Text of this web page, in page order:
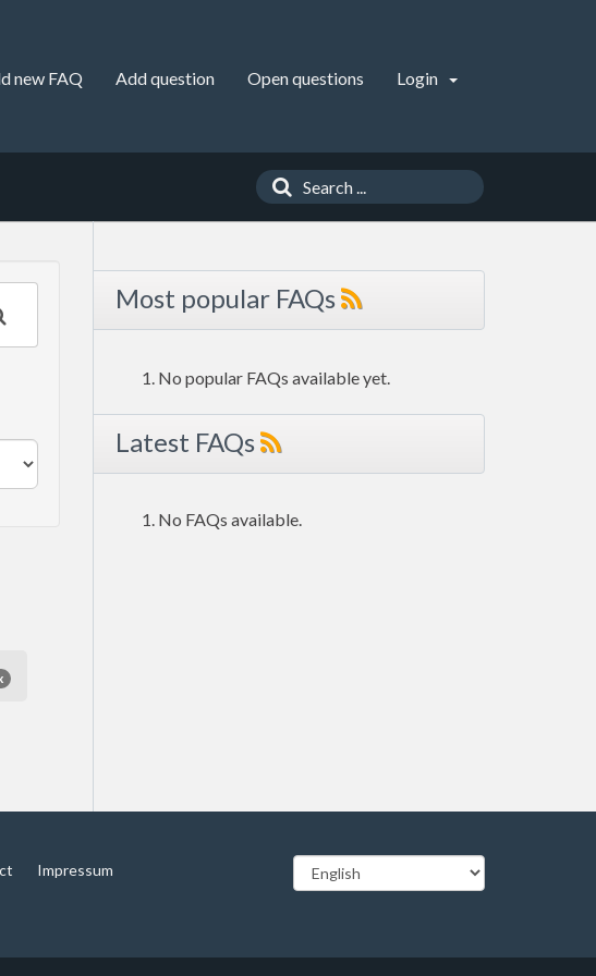
new FAQ Add question Open questions Login
Most popular FAQs
No popular FAQs available yet.
Latest FAQs
No FAQs available.
Impressum